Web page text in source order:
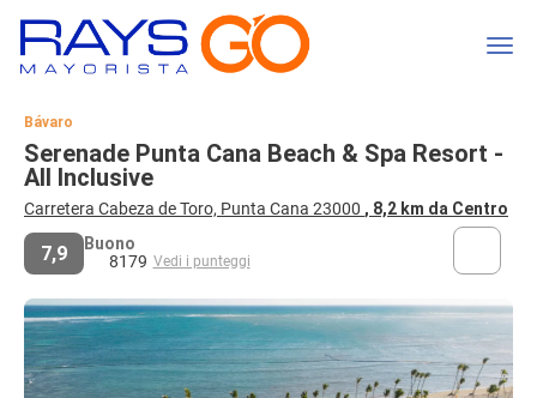
Bávaro
Serenade Punta Cana Beach & Spa Resort -
All Inclusive
Carretera Cabeza de Toro, Punta Cana 23000 , 8,2 km da Centro
7,9
Buono
8179 Vedi i punteggi